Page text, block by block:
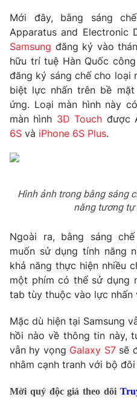
Câu chuyện quốc tế
Tài chính
Thị trường
Góc doanh nghiệp
Dữ liệu và đời sống
Truyền hình
Phim VTV
Hậu trường
Nhân vật
Khán giả
Giải trí
Điện ảnh
Đời sống
Du lịch
Chất lượng cuộc sống
Tuyển sinh
Sản phẩm
Thị trường
Tư vấn
Giao lưu trực tuyến
Lịch phát sóng
Chuyên mục khác
Emagazine
Mới đây, bằng sáng
Apparatus and Electronic
Samsung đăng ký vào
hữu trí tuệ Hàn Quốc
đăng ký sáng chế cho loại
biệt lực nhấn trên bề
ứng. Loại màn hình này
màn hình 3D Touch được
6S và iPhone 6S Plus.
Hình ảnh trong bằng sáng
năng tương tự
Ngoài ra, bằng sáng
muốn sử dụng tính năng
khả năng thực hiện nhiều
một phím có thể sử dụng
tab tùy thuộc vào lực nhấn
Mặc dù hiện tại Samsung
hồi nào về thông tin này,
vẫn hy vọng Galaxy S7sẽ
nhằm cạnh tranh với bộ
Mời quý độc giả theo dõi